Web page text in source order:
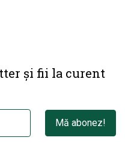
și fii la curent
Mă abonez!